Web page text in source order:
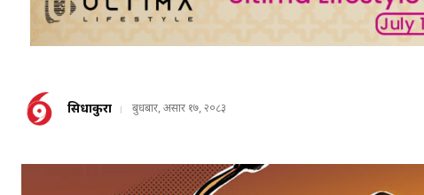
सिधाकुरा बुधबार, असार १७, २०८३